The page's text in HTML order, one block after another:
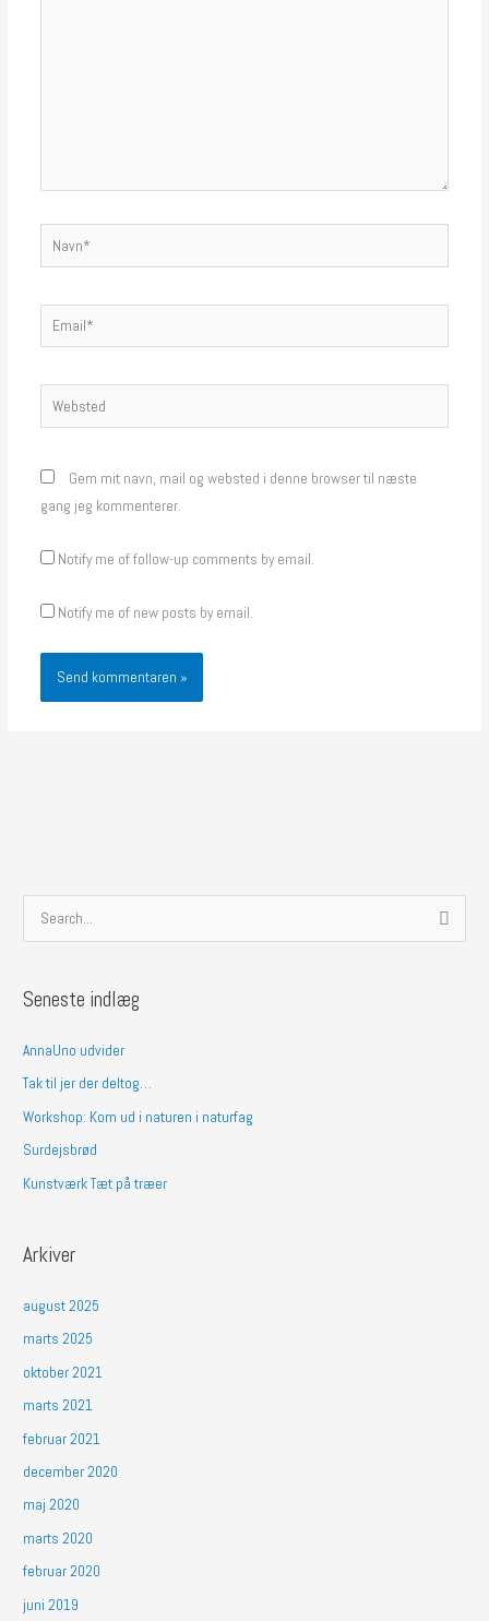
Navn*
Email*
Websted
Gem mit navn, mail og websted i denne browser til næste
gang jeg kommenterer.
Notify me of follow-up comments by email.
Notify me of new posts by email.
e
f
:
Seneste indlæg
AnnaUno udvider
Tak til jer der deltog…
Workshop: Kom ud i naturen i naturfag
Surdejsbrød
Kunstværk Tæt på træer
Arkiver
august 2025
marts 2025
oktober 2021
marts 2021
februar 2021
december 2020
maj 2020
marts 2020
februar 2020
juni 2019